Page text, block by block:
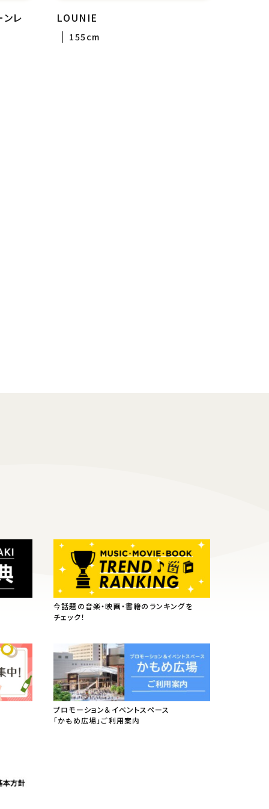
レ LOUNIE
155cm
今話題の音楽・映画・書籍のランキングを
チェック！
プロモーション＆イベントスペース
「かもめ広場」ご利用案内